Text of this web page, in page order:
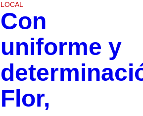
LOCAL
Con
uniforme y
Flor,